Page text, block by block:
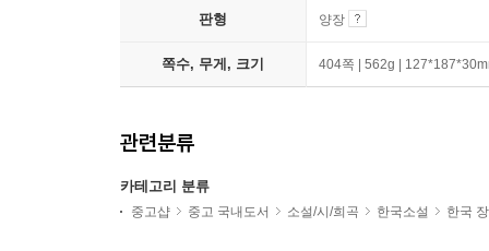
판형 양장
쪽수, 무게, 크기 404쪽 | 562g |
관련분류
카테고리 분류
중고샵 중고 국내도서 소설/시/희곡 한국소설 한국